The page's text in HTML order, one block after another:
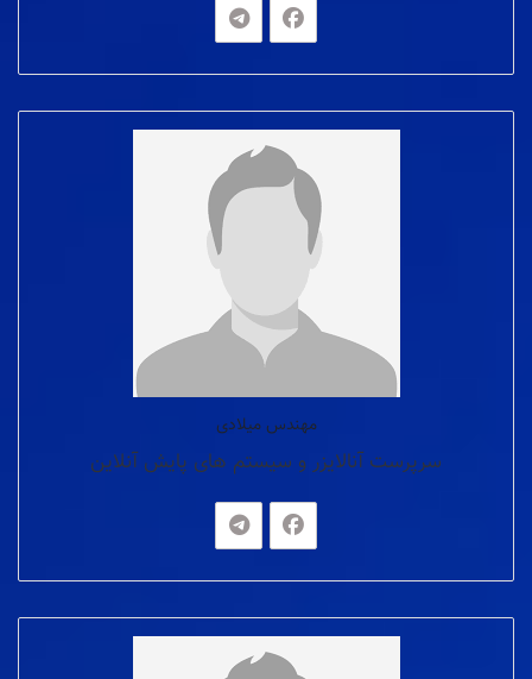
مهندس میلادی
سرپرست آنالایزر و سیستم های پایش آنلاین